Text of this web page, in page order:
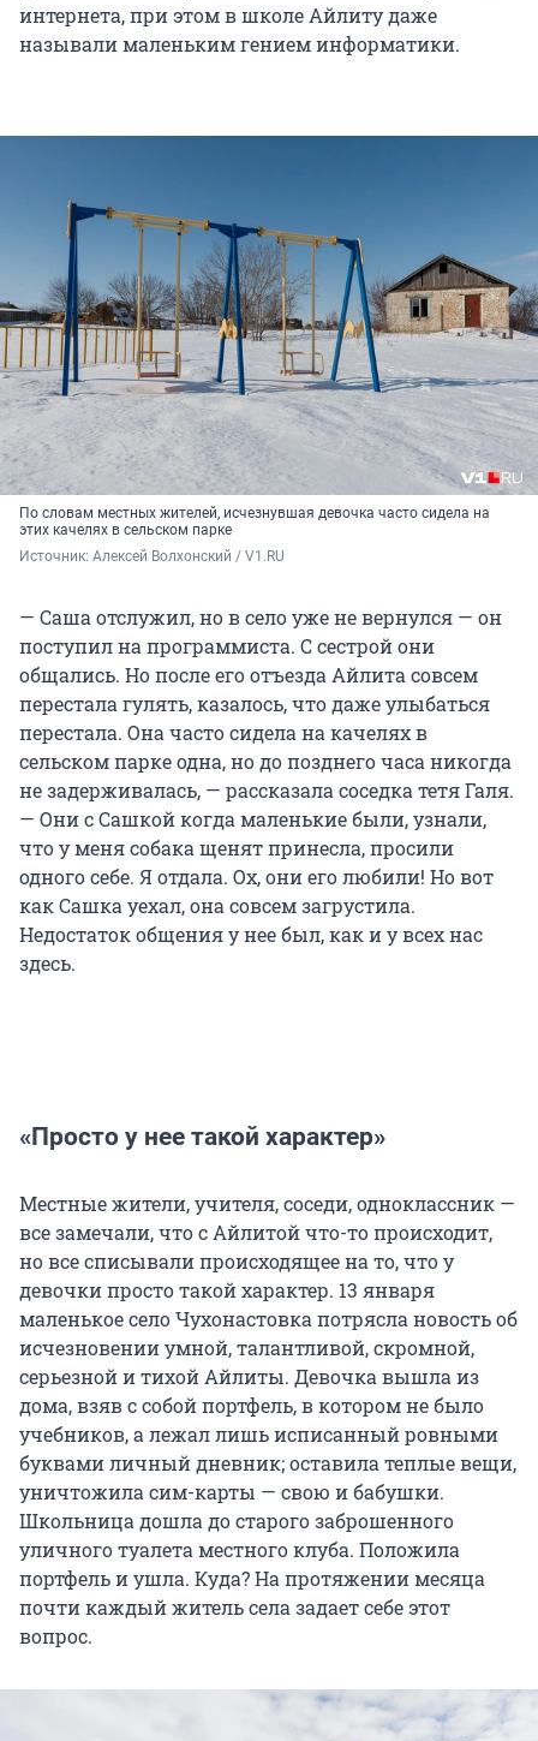
интернета, при этом в школе Айлиту даже
называли маленьким гением информатики.
По словам местных жителей, исчезнувшая девочка часто сидела на
этих качелях в сельском парке
Источник: Алексей Волхонский / V1.RU
— Саша отслужил, но в село уже не вернулся — он
поступил на программиста. С сестрой они
общались. Но после его отъезда Айлита совсем
перестала гулять, казалось, что даже улыбаться
перестала. Она часто сидела на качелях в
сельском парке одна, но до позднего часа никогда
не задерживалась, — рассказала соседка тетя Галя.
— Они с Сашкой когда маленькие были, узнали,
что у меня собака щенят принесла, просили
одного себе. Я отдала. Ох, они его любили! Но вот
как Сашка уехал, она совсем загрустила.
Недостаток общения у нее был, как и у всех нас
здесь.
«Просто у нее такой характер»
Местные жители, учителя, соседи, одноклассник —
все замечали, что с Айлитой что-то происходит,
но все списывали происходящее на то, что у
девочки просто такой характер. 13 января
маленькое село Чухонастовка потрясла новость об
исчезновении умной, талантливой, скромной,
серьезной и тихой Айлиты. Девочка вышла из
дома, взяв с собой портфель, в котором не было
учебников, а лежал лишь исписанный ровными
буквами личный дневник; оставила теплые вещи,
уничтожила сим-карты — свою и бабушки.
Школьница дошла до старого заброшенного
уличного туалета местного клуба. Положила
портфель и ушла. Куда? На протяжении месяца
почти каждый житель села задает себе этот
вопрос.